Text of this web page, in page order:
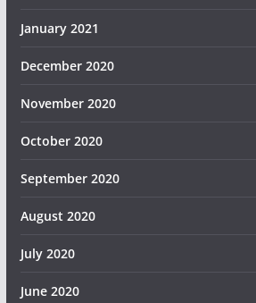
January 2021
December 2020
November 2020
October 2020
September 2020
August 2020
July 2020
June 2020